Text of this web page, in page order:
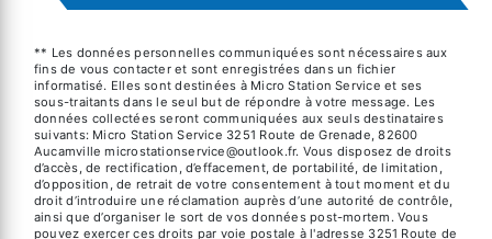
** Les données personnelles communiquées sont nécessaires aux
fins de vous contacter et sont enregistrées dans un fichier
informatisé. Elles sont destinées à Micro Station Service et ses
sous-traitants dans le seul but de répondre à votre message. Les
données collectées seront communiquées aux seuls destinataires
suivants: Micro Station Service 3251 Route de Grenade, 82600
Aucamville microstationservice@outlook.fr. Vous disposez de droits
d’accès, de rectification, d’effacement, de portabilité, de limitation,
d’opposition, de retrait de votre consentement à tout moment et du
droit d’introduire une réclamation auprès d’une autorité de contrôle,
ainsi que d’organiser le sort de vos données post-mortem. Vous
pouvez exercer ces droits par voie postale à l'adresse 3251 Route de